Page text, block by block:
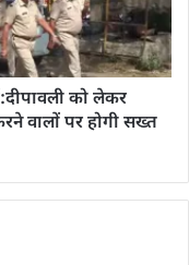
को लेकर
वालों पर होगी सख्त